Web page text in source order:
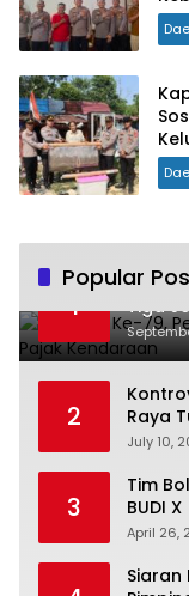
Popular
1
Hari
Tiga
2
Raya
Al
July 10,
3
Tim
BUDI
April 26,
Siaran